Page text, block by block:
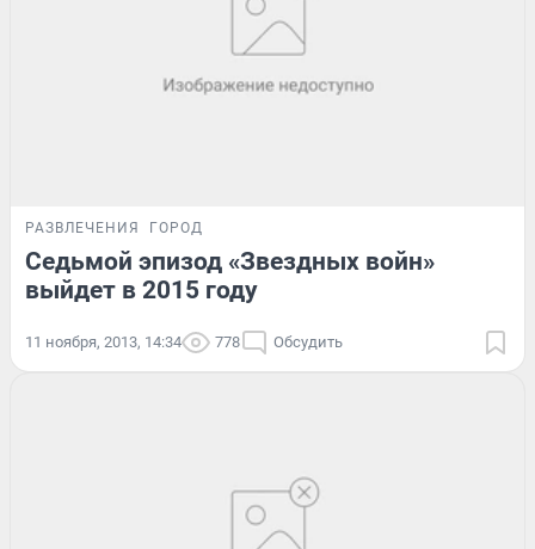
РАЗВЛЕЧЕНИЯ ГОРОД
Седьмой эпизод «Звездных войн»
выйдет в 2015 году
11 ноября, 2013, 14:34 778 Обсудить